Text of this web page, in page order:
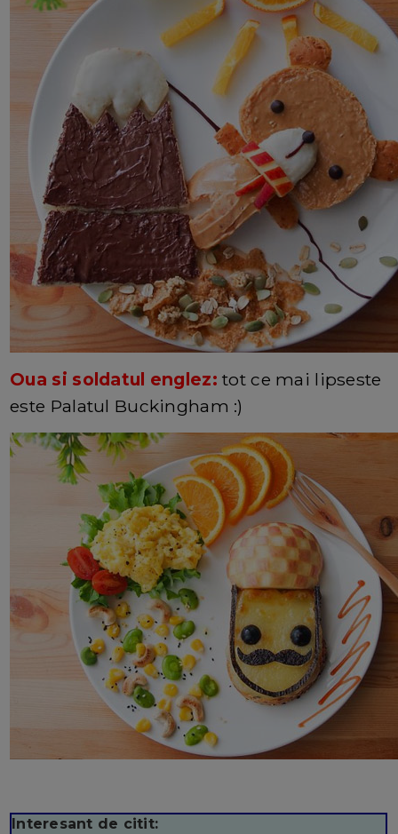
Oua si soldatul englez: tot ce mai lipseste
este Palatul Buckingham :)
Interesant de citit: